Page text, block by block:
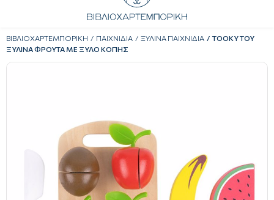
ΒΙΒΛΙΟΧΑΡΤΕΜΠΟΡΙΚΗ ΠΑΙΧΝΙΔΙΑ ΞΥΛΙΝΑ ΠΑΙΧΝΙΔΙΑ
TOOKY TOY
ΞΥΛΙΝΑ ΦΡΟΥΤΑ ΜΕ ΞΥΛΟ ΚΟΠΗΣ